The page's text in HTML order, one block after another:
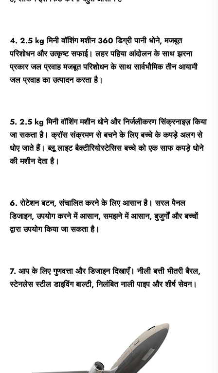
4. 2.5 kg मिनी वॉशिंग मशीन 360 डिग्री पानी धोने, मजबूत
परिशोधन और उत्कृष्ट सफाई। लहर पहिया आंदोलन के साथ झरना
प्रकार जल प्रवाह मजबूत परिशोधन के साथ सार्वभौमिक तीन आयामी
जल प्रवाह का उत्पादन करता है।
5. 2.5 kg मिनी वॉशिंग मशीन धोने और निर्जलीकरण सिंक्रनाइज़ किया
जा सकता है। क्रॉस संक्रमण से बचने के लिए बच्चे के कपड़े अलग से
धोए जाते हैं। ब्लू लाइट बैक्टीरियोस्टेसिस बच्चे को एक साफ कपड़े धोने
की मशीन देता है।
6. रोटेशन बटन, संचालित करने के लिए आसान है। सरल पैनल
डिजाइन, उपयोग करने में आसान, समझने में आसान, बुजुर्गों और बच्चों
द्वारा उपयोग किया जा सकता है।
7. आप के लिए गुणवत्ता और डिजाइन दिखाएँ। नीली बत्ती भीतरी बैरल,
स्टेनलेस स्टील डाइविंग बाल्टी, निलंबित नाली पाइप और शीर्ष सेवन।